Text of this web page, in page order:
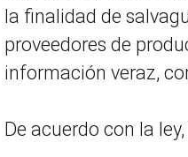
la finalidad de
proveedores de
información veraz,
De acuerdo con la